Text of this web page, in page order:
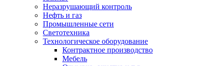
Неразрушающий контроль
Нефть и газ
Промышленные сети
Светотехника
Технологическое оборудование
Контрактное производство
Мебель